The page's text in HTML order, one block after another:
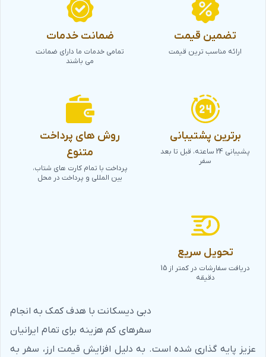
تضمین قیمت
ارائه مناسب ترین قیمت
ضمانت خدمات
تمامی خدمات ما دارای ضمانت
می باشند
برترین پشتیبانی
پشیبانی 24 ساعته، قبل تا بعد
سفر
روش های پرداخت
متنوع
پرداخت با تمام کارت های شتاب،
بین المللی و پرداخت در محل
تحویل سریع
دریافت سفارشات در کمتر از 15
دقیقه
دبی دیسکانت با هدف کمک به انجام
سفرهای کم هزینه برای تمام ایرانیان
عزیز پایه گذاری شده است. به دلیل افزایش قیمت ارز، سفر به